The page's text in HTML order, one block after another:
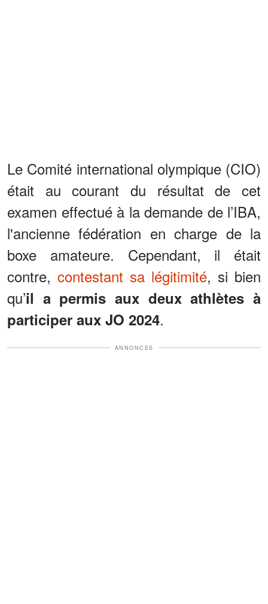
Le Comité international olympique (CIO)
était au courant du résultat de cet
examen effectué à la demande de l’IBA,
l'ancienne fédération en charge de la
boxe amateure. Cependant, il était
contre, contestant sa légitimité, si bien
qu’il a permis aux deux athlètes à
participer aux JO 2024.
ANNONCES